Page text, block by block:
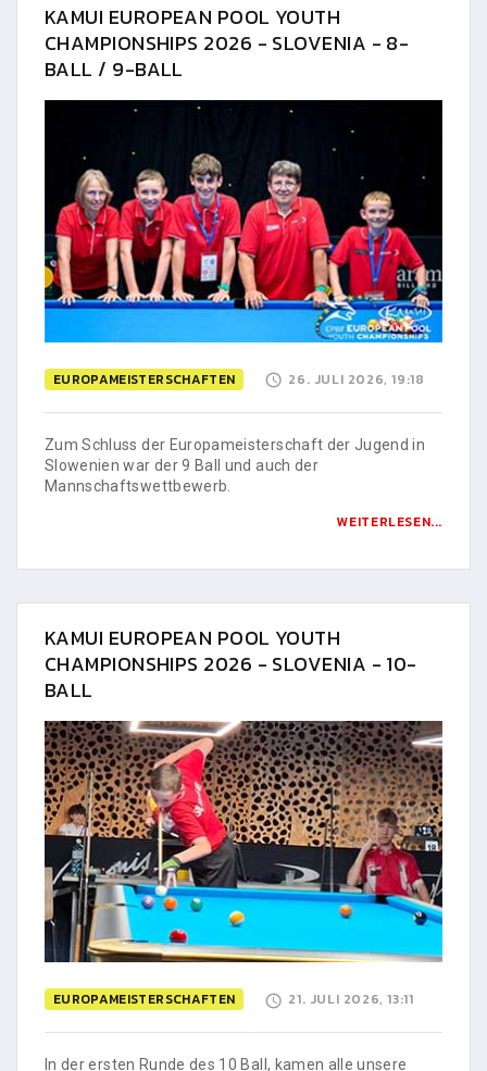
KAMUI EUROPEAN POOL YOUTH
CHAMPIONSHIPS 2026 - SLOVENIA - 8-
BALL / 9-BALL
EUROPAMEISTERSCHAFTEN 26. JULI 2026, 19:18
Zum Schluss der Europameisterschaft der Jugend in
Slowenien war der 9 Ball und auch der
Mannschaftswettbewerb.
WEITERLESEN...
KAMUI EUROPEAN POOL YOUTH
CHAMPIONSHIPS 2026 - SLOVENIA - 10-
BALL
EUROPAMEISTERSCHAFTEN 21. JULI 2026, 13:11
In der ersten Runde des 10 Ball, kamen alle unsere